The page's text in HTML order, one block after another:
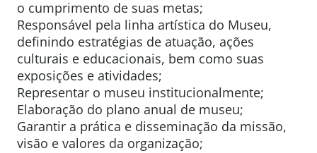
o cumprimento de suas metas;
Responsável pela linha artística do Museu,
definindo estratégias de atuação, ações
culturais e educacionais, bem como suas
exposições e atividades;
Representar o museu institucionalmente;
Elaboração do plano anual de museu;
Garantir a prática e disseminação da missão,
visão e valores da organização;